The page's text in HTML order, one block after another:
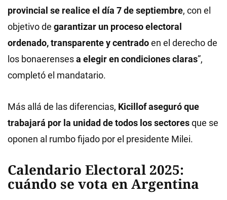
provincial se realice el día 7 de septiembre, con el
objetivo de garantizar un proceso electoral
ordenado, transparente y centradoen el derecho de
los bonaerensesa elegir en condiciones claras”,
completó el mandatario.
Más allá de las diferencias, Kicillof aseguró que
trabajará por la unidad de todos los sectoresque se
oponen al rumbo fijado por el presidente Milei.
Calendario Electoral 2025:
cuándo se vota en Argentina